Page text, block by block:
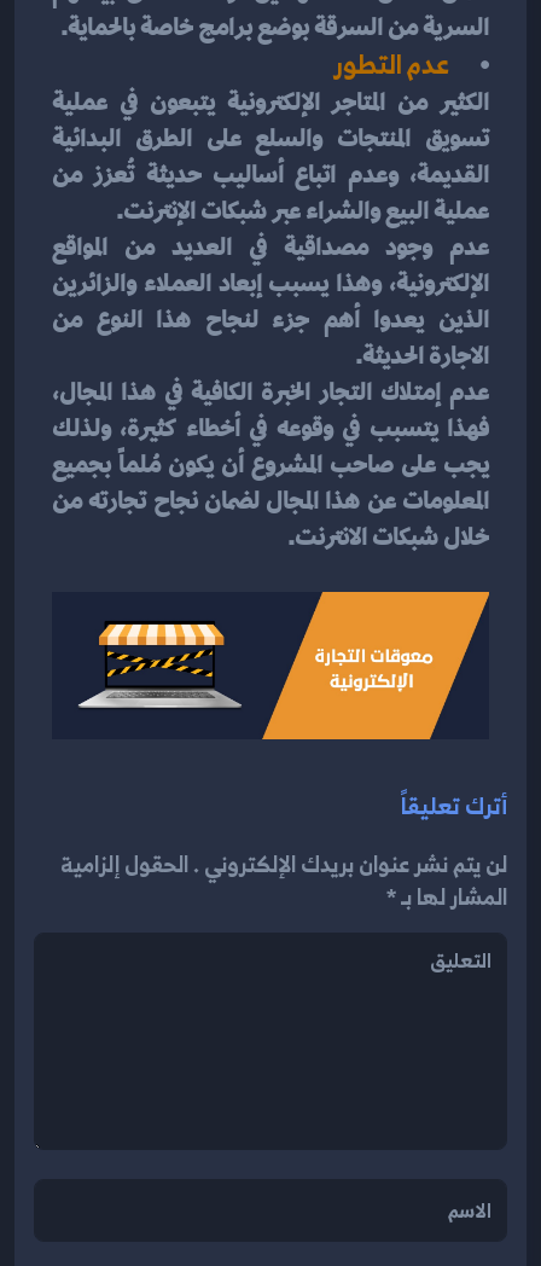
السرية من السرقة بوضع برامج خاصة بالحماية.
عدم التطور
عملية البيع والشراء عبر شبكات الإنترنت.
الاجارة الحديثة.
خلال شبكات الانترنت.
أترك تعليقاً
لن يتم نشر عنوان بريدك الإلكتروني . الحقول إلزامية
المشار لها بـ *